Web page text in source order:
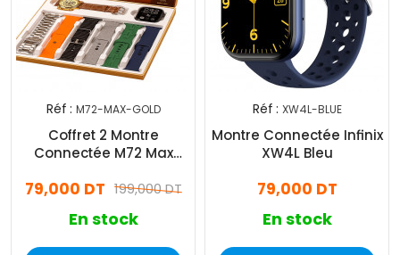
Réf : M72-MAX-GOLD
Coffret 2 Montre
Connectée M72 Max
199,000 DT
79,000 DT
En stock
Réf : XW4L-BLUE
Montre Connectée Infinix
XW4L Bleu
79,000 DT
En stock